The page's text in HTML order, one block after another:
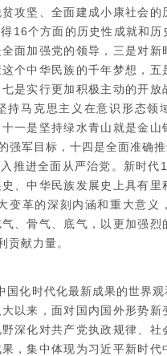
攻坚、全面建成小康社会的
16个方面的历史性成就和历
面加强党的领导，三是对新
个中华民族的千年梦想，五
是实行更加积极主动的开放
马克思主义在意识形态领
一是坚持绿水青山就是金山
军目标，十四是全面准确推
推进全面从严治党。新时代
、中华民族发展史上具有里
革的深刻内涵和重大意义
、骨气、底气，以更加强烈
贡献力量。
国化时代化最新成果的世界观
以来，面对国内国外形势新
深化对共产党执政规律、社
，集中体现为习近平新时代